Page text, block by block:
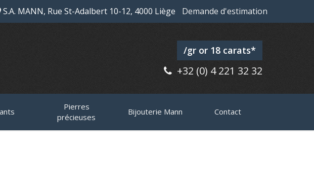
S.A. MANN, Rue St-Adalbert 10-12, 4000 Liège Demande d'estimation
/gr or 18 carats*
+32 (0) 4 221 32 32
Pierres
précieuses
Bijouterie Mann Contact